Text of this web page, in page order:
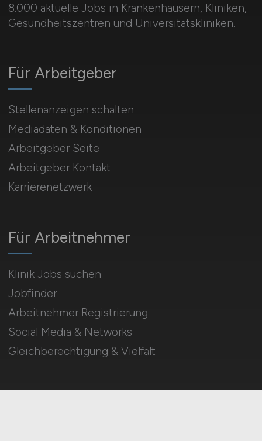
8.000 aktuelle Jobs in Krankenhäusern, Kliniken,
Gesundheitszentren und Universitätskliniken.
Für Arbeitnehmer
Klinik Jobs suchen
Jobfinder
Arbeitnehmer Registrierung
Social Media & Networks
Gleichberechtigung & Vielfalt
Für Arbeitgeber
Stellenanzeigen schalten
Mediadaten & Konditionen
Arbeitgeber Seite
Arbeitgeber Kontakt
Karrierenetzwerk